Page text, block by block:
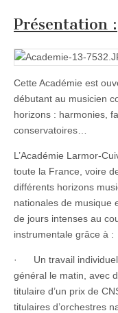
Présentation :
Cette Académie est
débutant au musicien
horizons : harmonies,
conservatoires…
L’Académie Larmor-
toute la France, voire
différents horizons
nationales de musique
de jours intenses au
instrumentale grâce à :
· Un travail individuel
général le matin, avec
titulaire d’un prix de
titulaires d’orchestres